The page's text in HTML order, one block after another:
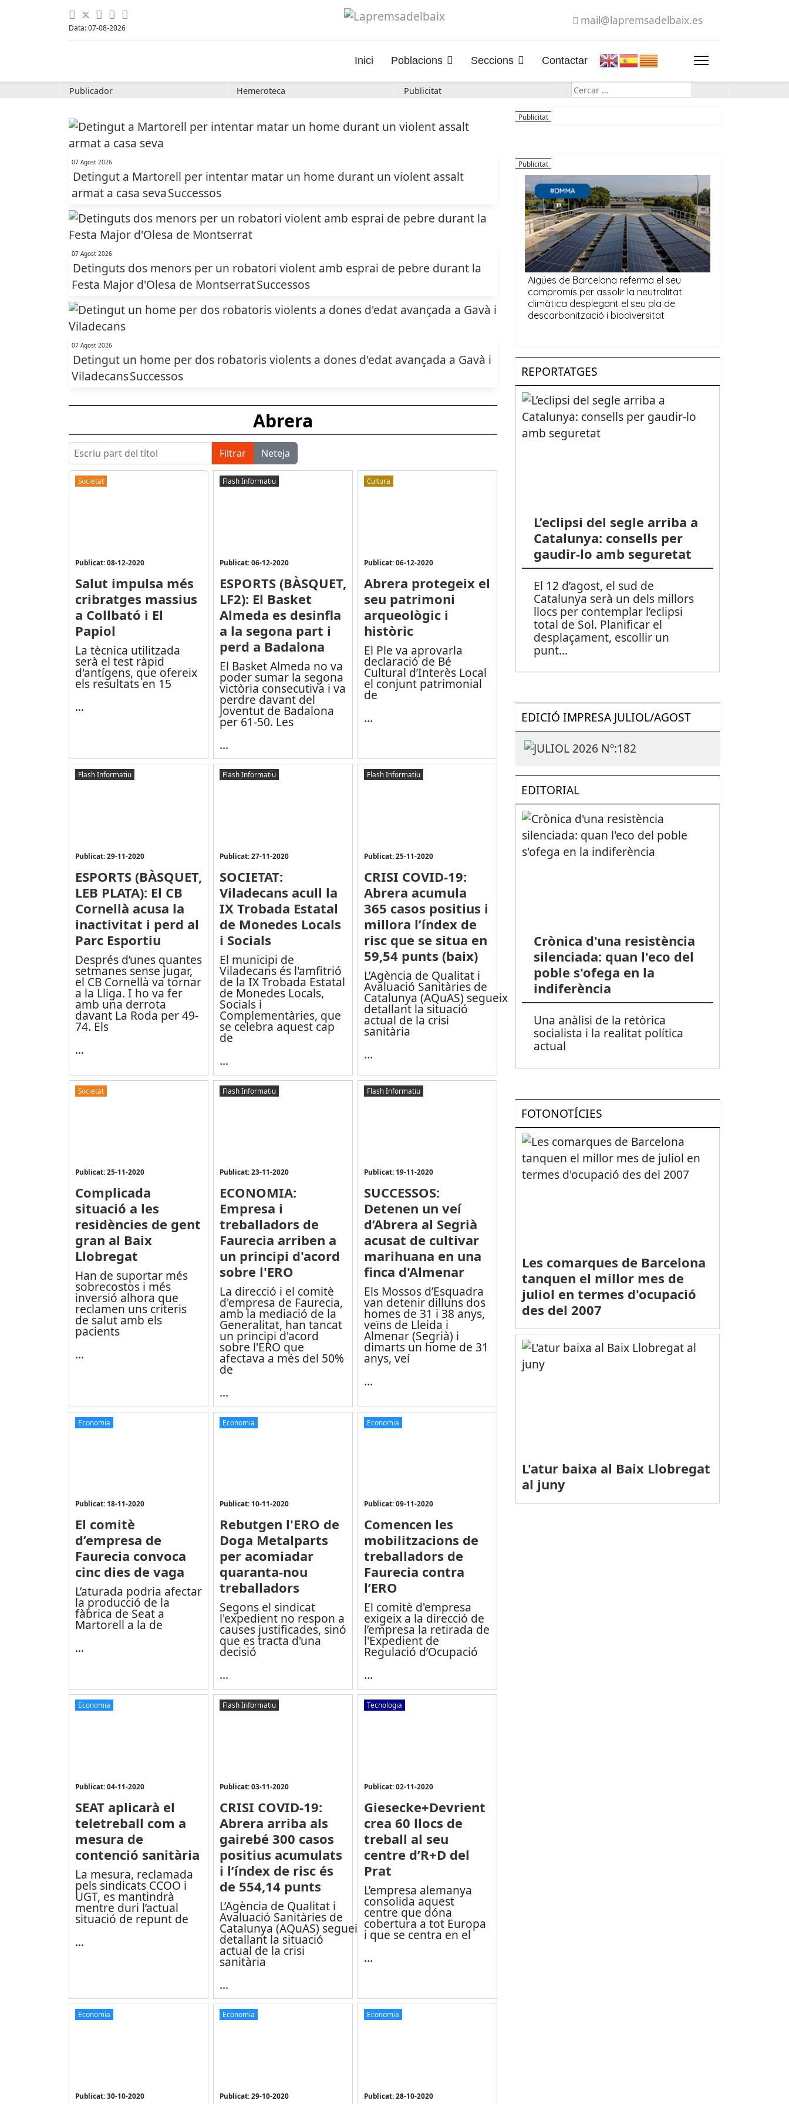
Data: 07-08-2026
mail@lapremsadelbaix.es
Inici Poblacions Seccions Contactar
Publicador Hemeroteca Publicitat Cerca
07 Agost 2026
Detingut a Martorell per intentar matar un home durant un violent assalt
armat a casa sevaSuccessos
07 Agost 2026
Detinguts dos menors per un robatori violent amb esprai de pebre durant la
Festa Major d'Olesa de MontserratSuccessos
07 Agost 2026
Detingut un home per dos robatoris violents a dones d'edat avançada a Gavà i
ViladecansSuccessos
Abrera
Escriu part del títol Filtrar Neteja
Societat
Publicat: 08-12-2020
Salut impulsa més
cribratges massius
a Collbató i El
Papiol
La tècnica utilitzada
serà el test ràpid
d'antígens, que ofereix
els resultats en 15
...
Flash Informatiu
Publicat: 06-12-2020
ESPORTS (BÀSQUET,
LF2): El Basket
Almeda es desinfla
a la segona part i
perd a Badalona
El Basket Almeda no va
poder sumar la segona
victòria consecutiva i va
perdre davant del
Joventut de Badalona
per 61-50. Les
...
Cultura
Publicat: 06-12-2020
Abrera protegeix el
seu patrimoni
arqueològic i
històric
El Ple va aprovarla
declaració de Bé
Cultural d’Interès Local
el conjunt patrimonial
de
...
Flash Informatiu
Publicat: 29-11-2020
ESPORTS (BÀSQUET,
LEB PLATA): El CB
Cornellà acusa la
inactivitat i perd al
Parc Esportiu
Després d’unes quantes
setmanes sense jugar,
el CB Cornellà va tornar
a la Lliga. I ho va fer
amb una derrota
davant La Roda per 49-
74. Els
...
Flash Informatiu
Publicat: 27-11-2020
SOCIETAT:
Viladecans acull la
IX Trobada Estatal
de Monedes Locals
i Socials
El municipi de
Viladecans és l'amfitrió
de la IX Trobada Estatal
de Monedes Locals,
Socials i
Complementàries, que
se celebra aquest cap
de
...
Flash Informatiu
Publicat: 25-11-2020
CRISI COVID-19:
Abrera acumula
365 casos positius i
millora l’índex de
risc que se situa en
59,54 punts (baix)
L’Agència de Qualitat i
Avaluació Sanitàries de
Catalunya (AQuAS) segueix
detallant la situació
actual de la crisi
sanitària
...
Societat
Publicat: 25-11-2020
Complicada
situació a les
residències de gent
gran al Baix
Llobregat
Han de suportar més
sobrecostos i més
inversió alhora que
reclamen uns criteris
de salut amb els
pacients
...
Flash Informatiu
Publicat: 23-11-2020
ECONOMIA:
Empresa i
treballadors de
Faurecia arriben a
un principi d'acord
sobre l'ERO
La direcció i el comitè
d'empresa de Faurecia,
amb la mediació de la
Generalitat, han tancat
un principi d'acord
sobre l'ERO que
afectava a més del 50%
de
...
Flash Informatiu
Publicat: 19-11-2020
SUCCESSOS:
Detenen un veí
d’Abrera al Segrià
acusat de cultivar
marihuana en una
finca d'Almenar
Els Mossos d’Esquadra
van detenir dilluns dos
homes de 31 i 38 anys,
veïns de Lleida i
Almenar (Segrià) i
dimarts un home de 31
anys, veí
...
Economia
Publicat: 18-11-2020
El comitè
d’empresa de
Faurecia convoca
cinc dies de vaga
L’aturada podria afectar
la producció de la
fàbrica de Seat a
Martorell a la de
...
Economia
Publicat: 10-11-2020
Rebutgen l'ERO de
Doga Metalparts
per acomiadar
quaranta-nou
treballadors
Segons el sindicat
l'expedient no respon a
causes justificades, sinó
que es tracta d'una
decisió
...
Economia
Publicat: 09-11-2020
Comencen les
mobilitzacions de
treballadors de
Faurecia contra
l’ERO
El comitè d'empresa
exigeix a la direcció de
l’empresa la retirada de
l'Expedient de
Regulació d’Ocupació
...
Economia
Publicat: 04-11-2020
SEAT aplicarà el
teletreball com a
mesura de
contenció sanitària
La mesura, reclamada
pels sindicats CCOO i
UGT, es mantindrà
mentre duri l’actual
situació de repunt de
...
Flash Informatiu
Publicat: 03-11-2020
CRISI COVID-19:
Abrera arriba als
gairebé 300 casos
positius acumulats
i l’índex de risc és
de 554,14 punts
L’Agència de Qualitat i
Avaluació Sanitàries de
Catalunya (AQuAS) segueix
detallant la situació
actual de la crisi
sanitària
...
Tecnologia
Publicat: 02-11-2020
Giesecke+Devrient
crea 60 llocs de
treball al seu
centre d’R+D del
Prat
L’empresa alemanya
consolida aquest
centre que dóna
cobertura a tot Europa
i que se centra en el
...
Economia
Publicat: 30-10-2020
Economia
Publicat: 29-10-2020
Economia
Publicat: 28-10-2020
REPORTATGES
L’eclipsi del segle arriba a
Catalunya: consells per
gaudir-lo amb seguretat
El 12 d’agost, el sud de
Catalunya serà un dels millors
llocs per contemplar l’eclipsi
total de Sol. Planificar el
desplaçament, escollir un
punt...
EDICIÓ IMPRESA JULIOL/AGOST
EDITORIAL
Crònica d'una resistència
silenciada: quan l'eco del
poble s'ofega en la
indiferència
Una anàlisi de la retòrica
socialista i la realitat política
actual
FOTONOTÍCIES
Les comarques de Barcelona
tanquen el millor mes de
juliol en termes d'ocupació
des del 2007
L'atur baixa al Baix Llobregat
al juny